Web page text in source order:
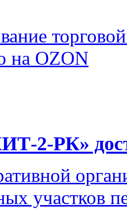
на OZON
2-РК»
участков